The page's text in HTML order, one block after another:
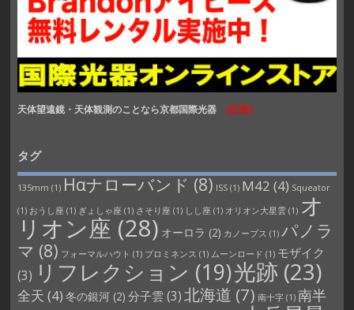
天体望遠鏡・天体観測のことなら京都国際光器 (広告)
タグ
135mm (1) Hαナローバンド (8) ISS(1) M42 (4) Squeator
(1) おうし座 (1) ぎょしゃ座 (1) さそり座 (1) しし座 (1) オリオン大星雲(1) オ
リオン座 (28) オーロラ (2) カノープス (1) パノラ
マ (8) フォーマルハウト (1) プロミネンス (1) ムーンロード (1) モザイク
(3) リフレクション (19)光跡 (23)
全天 (4) 冬の銀河(2) 分子雲 (3)北海道 (7) 南十字(1) 南半